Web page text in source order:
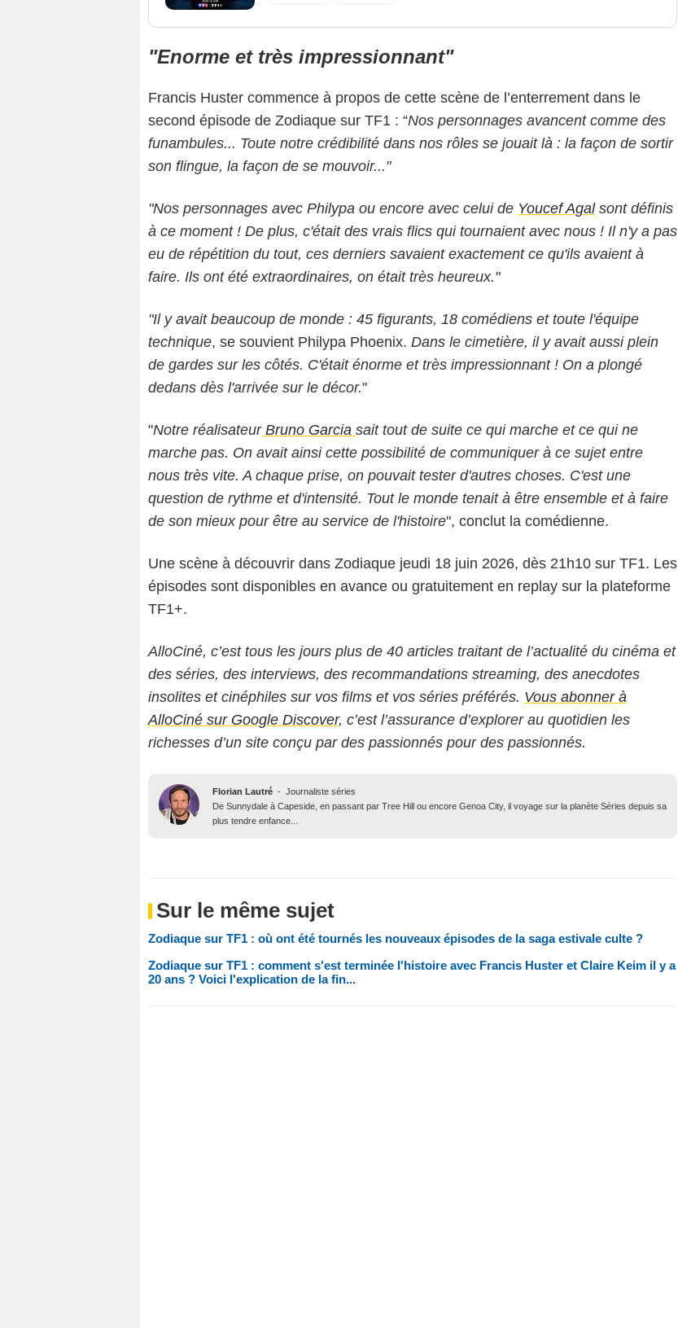
"Enorme et très impressionnant"
Francis Huster commence à propos de cette scène de l’enterrement dans le
second épisode de Zodiaque sur TF1 : “Nos personnages avancent comme des
funambules... Toute notre crédibilité dans nos rôles se jouait là : la façon de sortir
son flingue, la façon de se mouvoir..."
"Nos personnages avec Philypa ou encore avec celui de Youcef Agalsont définis
à ce moment ! De plus, c'était des vrais flics qui tournaient avec nous ! Il n'y a pas
eu de répétition du tout, ces derniers savaient exactement ce qu'ils avaient à
faire. Ils ont été extraordinaires, on était très heureux."
"Il y avait beaucoup de monde : 45 figurants, 18 comédiens et toute l'équipe
technique, se souvient Philypa Phoenix. Dans le cimetière, il y avait aussi plein
de gardes sur les côtés. C'était énorme et très impressionnant ! On a plongé
dedans dès l'arrivée sur le décor."
"Notre réalisateurBruno Garcia sait tout de suite ce qui marche et ce qui ne
marche pas. On avait ainsi cette possibilité de communiquer à ce sujet entre
nous très vite. A chaque prise, on pouvait tester d'autres choses. C'est une
question de rythme et d'intensité. Tout le monde tenait à être ensemble et à faire
de son mieux pour être au service de l'histoire", conclut la comédienne.
Une scène à découvrir dans Zodiaque jeudi 18 juin 2026, dès 21h10 sur TF1. Les
épisodes sont disponibles en avance ou gratuitement en replay sur la plateforme
TF1+.
AlloCiné, c’est tous les jours plus de 40 articles traitant de l’actualité du cinéma et
des séries, des interviews, des recommandations streaming, des anecdotes
insolites et cinéphiles sur vos films et vos séries préférés. Vous abonner à
AlloCiné sur Google Discover, c’est l’assurance d’explorer au quotidien les
richesses d’un site conçu par des passionnés pour des passionnés.
Florian Lautré - Journaliste séries
De Sunnydale à Capeside, en passant par Tree Hill ou encore Genoa City, il voyage sur la planète Séries depuis sa
plus tendre enfance...
Sur le même sujet
Zodiaque sur TF1 : où ont été tournés les nouveaux épisodes de la saga estivale culte ?
Zodiaque sur TF1 : comment s'est terminée l'histoire avec Francis Huster et Claire Keim il y a
20 ans ? Voici l'explication de la fin...